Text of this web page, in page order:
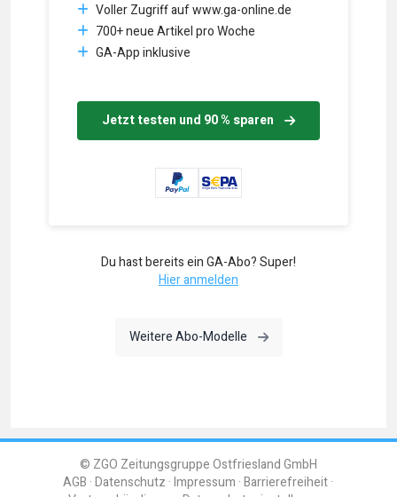
Voller Zugriff auf www.ga-online.de
700+ neue Artikel pro Woche
GA-App inklusive
Jetzt testen und 90 % sparen
Du hast bereits ein GA-Abo? Super!
Hier anmelden
Weitere Abo-Modelle
© ZGO Zeitungsgruppe Ostfriesland GmbH
AGB Datenschutz Impressum Barrierefreiheit